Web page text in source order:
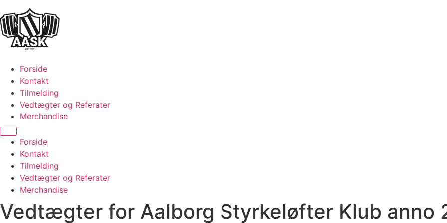
til
indhold
Forside
Kontakt
Tilmelding
Vedtægter og Referater
Merchandise
MenuForside
Kontakt
Tilmelding
Vedtægter og Referater
Merchandise
Vedtægter for Aalborg Styrkeløfter Klub anno